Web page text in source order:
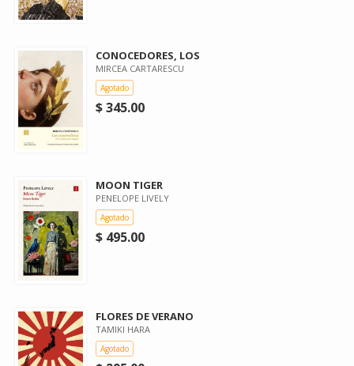
CONOCEDORES, LOS
MIRCEA CARTARESCU
Agotado
$ 345.00
MOON TIGER
PENELOPE LIVELY
Agotado
$ 495.00
FLORES DE VERANO
TAMIKI HARA
Agotado